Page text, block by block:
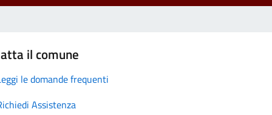
il comune
le domande frequenti
Assistenza